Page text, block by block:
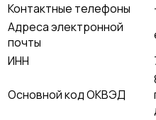
Контактные телефоны
Адреса электронной
почты
ИНН
Основной код ОКВЭД